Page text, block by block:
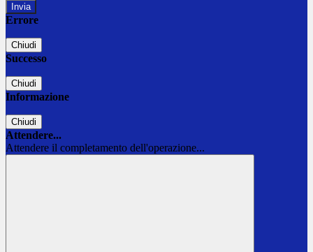
Errore
Chiudi
Successo
Chiudi
Informazione
Chiudi
Attendere...
Attendere il completamento dell'operazione...